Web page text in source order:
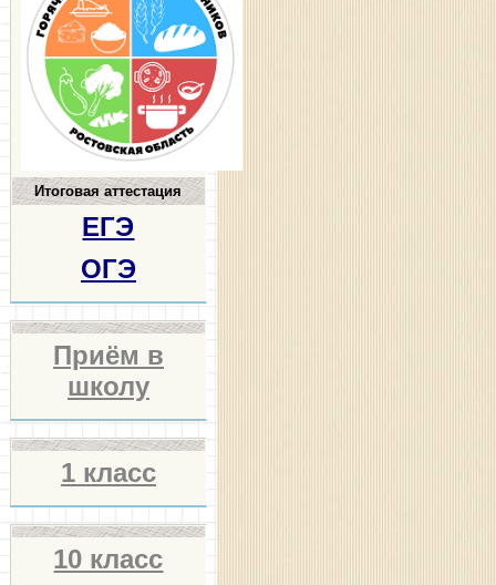
Итоговая аттестация
ЕГЭ
ОГЭ
Приём в
школу
1 класс
10 класс